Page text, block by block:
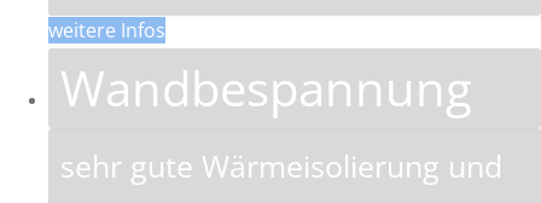
weitere Infos
Wandbespannung
sehr gute Wärmeisolierung und